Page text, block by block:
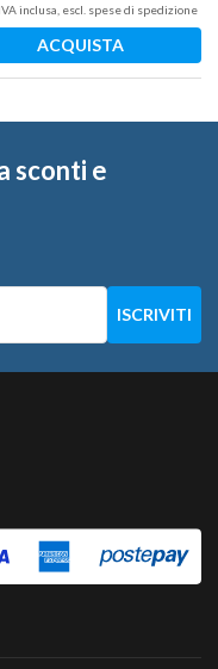
inclusa, escl. spese di spedizione
ACQUISTA
sconti e